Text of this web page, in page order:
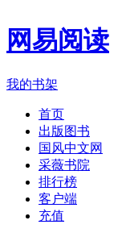
网易阅读
我的书架
首页
出版图书
国风中文网
采薇书院
排行榜
客户端
充值